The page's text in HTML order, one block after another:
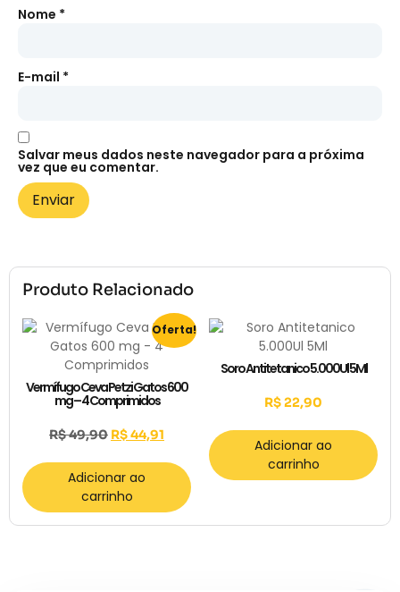
Produto Relacionado
Oferta!
Vermífugo Ceva Petzi Gatos 600
mg – 4 Comprimidos
R$49,90 R$44,91
Adicionar ao
carrinho
Soro Antitetanico 5.000Ul 5Ml
R$22,90
Adicionar ao
carrinho
Nome *
E-mail *
Salvar meus dados neste navegador para a próxima
vez que eu comentar.